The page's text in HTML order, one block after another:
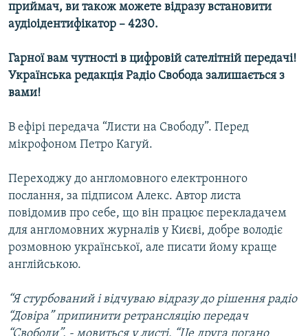
приймач, ви також можете відразу встановити
аудіоідентифікатор – 4230.
Гарної вам чутності в цифровій сателітній передачі!
Українська редакція Радіо Свобода залишається з
вами!
В ефірі передача “Листи на Свободу”. Перед
мікрофоном Петро Кагуй.
Переходжу до англомовного електронного
послання, за підписом Алекс. Автор листа
повідомив про себе, що він працює перекладачем
для англомовних журналів у Києві, добре володіє
розмовною української, але писати йому краще
англійською.
“Я стурбований і відчуваю відразу до рішення радіо
“Довіра” припинити ретрансляцію передач